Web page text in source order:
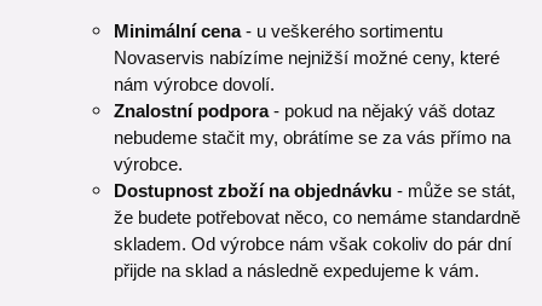
Minimální cena- u veškerého sortimentu
Novaservis nabízíme nejnižší možné ceny, které
nám výrobce dovolí.
Znalostní podpora- pokud na nějaký váš dotaz
nebudeme stačit my, obrátíme se za vás přímo na
výrobce.
Dostupnost zboží na objednávku - může se stát,
že budete potřebovat něco, co nemáme standardně
skladem. Od výrobce nám však cokoliv do pár dní
přijde na sklad a následně expedujeme k vám.